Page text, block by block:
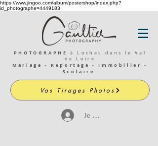
https://www.jingoo.com/album/postershop/index.php?
id_photographe=4449183
PHOTOGRAPHE
à Loches dans le Val
de Loire
Mariage - Reportage - Immobilier -
Scolaire
Vos Tirages Photos
Je me connecte